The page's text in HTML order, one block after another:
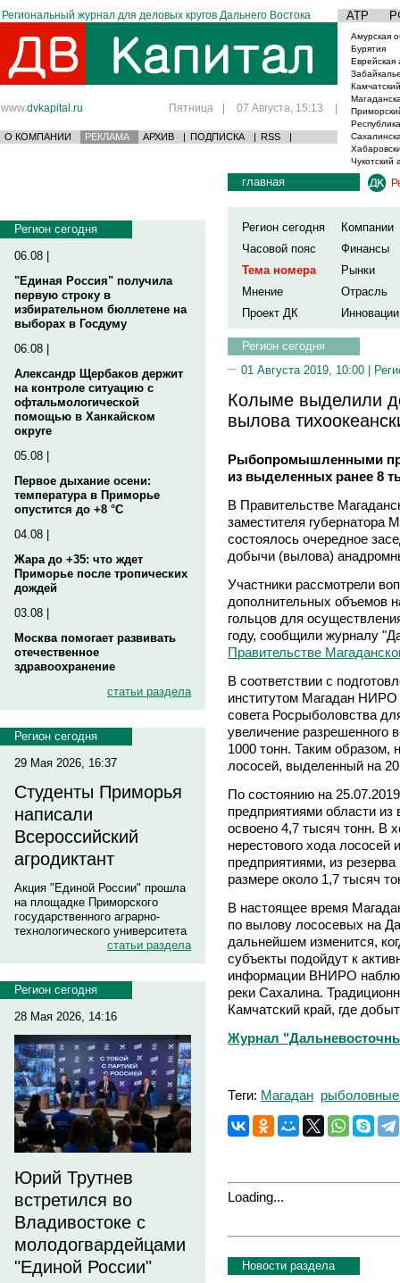
Региональный журнал для деловых кругов Дальнего Востока АТР
www.dvkapital.ru Пятница | 07 Августа, 15:13 |
О КОМПАНИИ РЕКЛАМА АРХИВ | ПОДПИСКА | RSS |
Амурская
Бурятия
Еврейская
Чукотский
Регион сегодня
06.08 |
"Единая Россия" получила
первую строку в
избирательном бюллетене на
выборах в Госдуму
06.08 |
Александр Щербаков держит
на контроле ситуацию с
офтальмологической
помощью в Ханкайском
округе
05.08 |
Первое дыхание осени:
температура в Приморье
опустится до +8 °C
04.08 |
Жара до +35: что ждет
Приморье после тропических
дождей
03.08 |
Москва помогает развивать
отечественное
здравоохранение
статьи раздела
Регион сегодня
29 Мая 2026, 16:37
Студенты Приморья
написали
Всероссийский
агродиктант
Акция "Единой России" прошла
на площадке Приморского
государственного аграрно-
технологического университета
статьи раздела
Регион сегодня
28 Мая 2026, 14:16
Юрий Трутнев
встретился во
Владивостоке с
молодогвардейцами
"Единой России"
главная
Регион сегодня
Компании
Часовой пояс
Финансы
Тема номера
Рынки
Мнение
Отрасль
Проект ДК
Инновации
Регион сегодня
01 Августа 2019, 10:00 |
Колыме выделили
вылова
Рыбопромышленными
из выделенных ранее 8
В Правительстве
заместителя губернатора
состоялось очередное
добычи (вылова)
Участники рассмотрели
дополнительных объемов
гольцов для
году, сообщили журналу
Правительстве
В соответствии с
институтом Магадан НИРО
совета Росрыболовства
увеличение разрешенного
1000 тонн. Таким
лососей, выделенный на
По состоянию на
предприятиями области
освоено 4,7 тысяч тонн. В
нерестового хода
предприятиями, из
размере около 1,7 тысяч
В настоящее время
по вылову лососевых на
дальнейшем изменится,
субъекты подойдут к
информации ВНИРО
реки Сахалина.
Камчатский край, где
Журнал
Теги: Магадан
Loading...
Новости раздела